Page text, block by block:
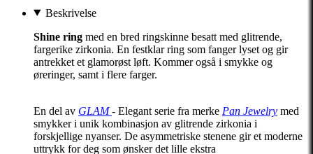
Beskrivelse
Shine ring med en bred ringskinne besatt med glitrende,
fargerike zirkonia. En festklar ring som fanger lyset og gir
antrekket et glamorøst løft. Kommer også i smykke og
øreringer, samt i flere farger.
En del av GLAM - Elegant serie fra merke Pan Jewelry med
smykker i unik kombinasjon av glitrende zirkonia i
forskjellige nyanser. De asymmetriske stenene gir et moderne
uttrykk for deg som ønsker det lille ekstra